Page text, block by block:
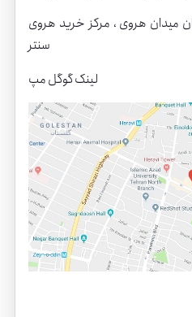
میدان هروی ، مرکز خرید هروی
لینک گوگل مپ